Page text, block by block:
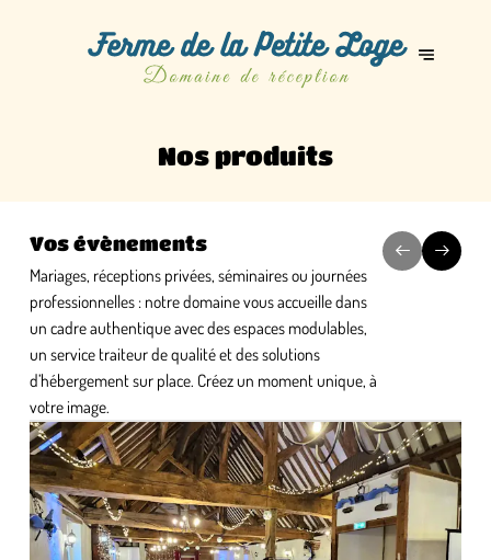
Nos produits
Vos évènements
Mariages, réceptions privées, séminaires ou journées
professionnelles : notre domaine vous accueille dans
un cadre authentique avec des espaces modulables,
un service traiteur de qualité et des solutions
d’hébergement sur place. Créez un moment unique, à
votre image.